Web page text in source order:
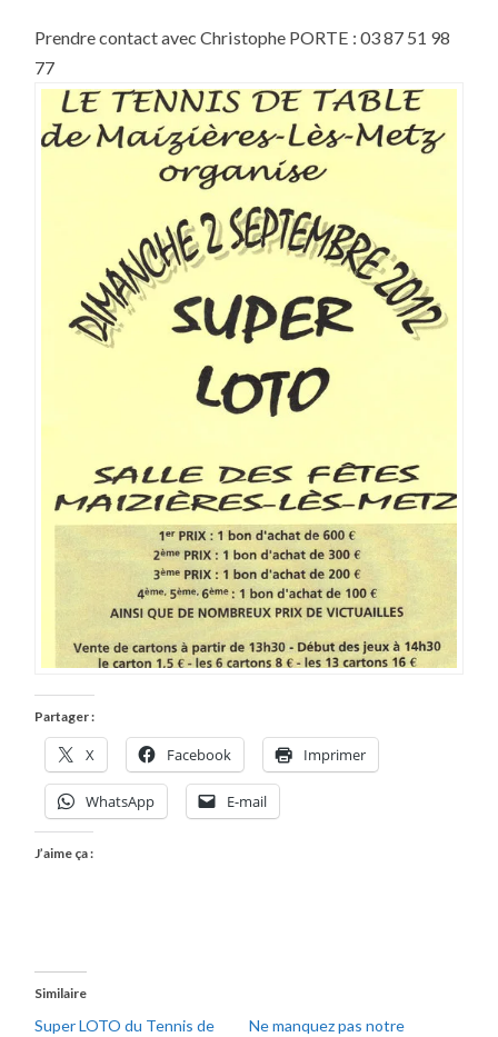
Prendre contact avec Christophe PORTE : 03 87 51 98
77
Partager :
X Facebook Imprimer
WhatsApp E-mail
J’aime ça :
Similaire
Super LOTO du Tennis de
Ne manquez pas notre